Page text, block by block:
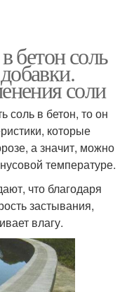
бетон соль
соли
соль в бетон, то он
которые
а значит, можно
температуре.
что благодаря
застывания,
влагу.